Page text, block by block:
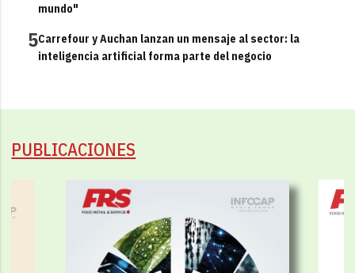
mundo"
5Carrefour y Auchan lanzan un mensaje al sector: la
inteligencia artificial forma parte del negocio
PUBLICACIONES